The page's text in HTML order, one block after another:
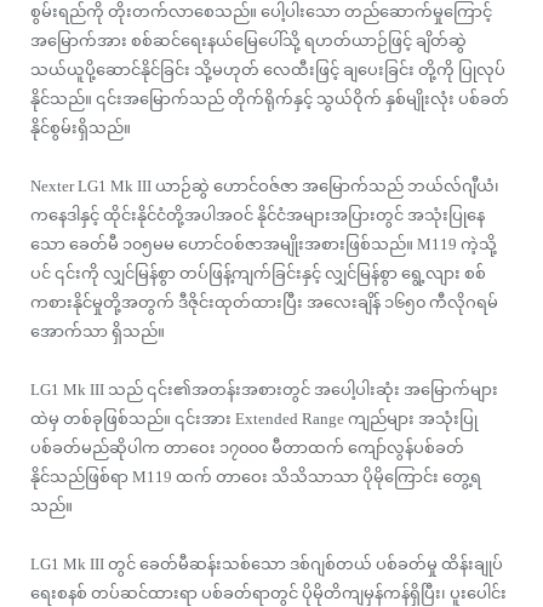
စွမ်းရည်ကို တိုးတက်လာစေသည်။ ပေါ့ပါးသော တည်ဆောက်မှုကြောင့်
အမြောက်အား စစ်ဆင်ရေးနယ်မြေပေါ်သို့ ရဟတ်ယာဉ်ဖြင့် ချိတ်ဆွဲ
သယ်ယူပို့ဆောင်နိုင်ခြင်း သို့မဟုတ် လေထီးဖြင့် ချပေးခြင်း တို့ကို ပြုလုပ်
နိုင်သည်။ ၎င်းအမြောက်သည် တိုက်ရိုက်နှင့် သွယ်ဝိုက် နှစ်မျိုးလုံး ပစ်ခတ်
နိုင်စွမ်းရှိသည်။
Nexter LG1 Mk III ယာဉ်ဆွဲ ဟောင်ဝဇ်ဇာ အမြောက်သည် ဘယ်လ်ဂျီယံ၊
ကနေဒါနှင့် ထိုင်းနိုင်ငံတို့အပါအဝင် နိုင်ငံအများအပြားတွင် အသုံးပြုနေ
သော ခေတ်မီ ၁၀၅မမ ဟောင်ဝစ်ဇာအမျိုးအစားဖြစ်သည်။ M119 ကဲ့သို့
ပင် ၎င်းကို လျှင်မြန်စွာ တပ်ဖြန့်ကျက်ခြင်းနှင့် လျှင်မြန်စွာ ရွေ့လျား စစ်
ကစားနိုင်မှုတို့အတွက် ဒီဇိုင်းထုတ်ထားပြီး အလေးချိန် ၁၆၅၀ ကီလိုဂရမ်
အောက်သာ ရှိသည်။
LG1 Mk III သည် ၎င်း၏အတန်းအစားတွင် အပေါ့ပါးဆုံး အမြောက်များ
ထဲမှ တစ်ခုဖြစ်သည်။ ၎င်းအား Extended Range ကျည်များ အသုံးပြု
ပစ်ခတ်မည်ဆိုပါက တာဝေး ၁၇၀၀၀ မီတာထက် ကျော်လွန်ပစ်ခတ်
နိုင်သည်ဖြစ်ရာ M119 ထက် တာဝေး သိသိသာသာ ပိုမိုကြောင်း တွေ့ရ
သည်။
LG1 Mk III တွင် ခေတ်မီဆန်းသစ်သော ဒစ်ဂျစ်တယ် ပစ်ခတ်မှု ထိန်းချုပ်
ရေးစနစ် တပ်ဆင်ထားရာ ပစ်ခတ်ရာတွင် ပိုမိုတိကျမှန်ကန်ရှိပြီး၊ ပူးပေါင်း